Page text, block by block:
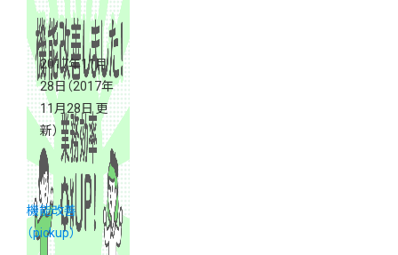
2017年11月
28日 （2017年
11月28日 更
新）
機能改善
（pickup）